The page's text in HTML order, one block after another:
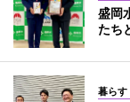
盛岡
たち
暮らす